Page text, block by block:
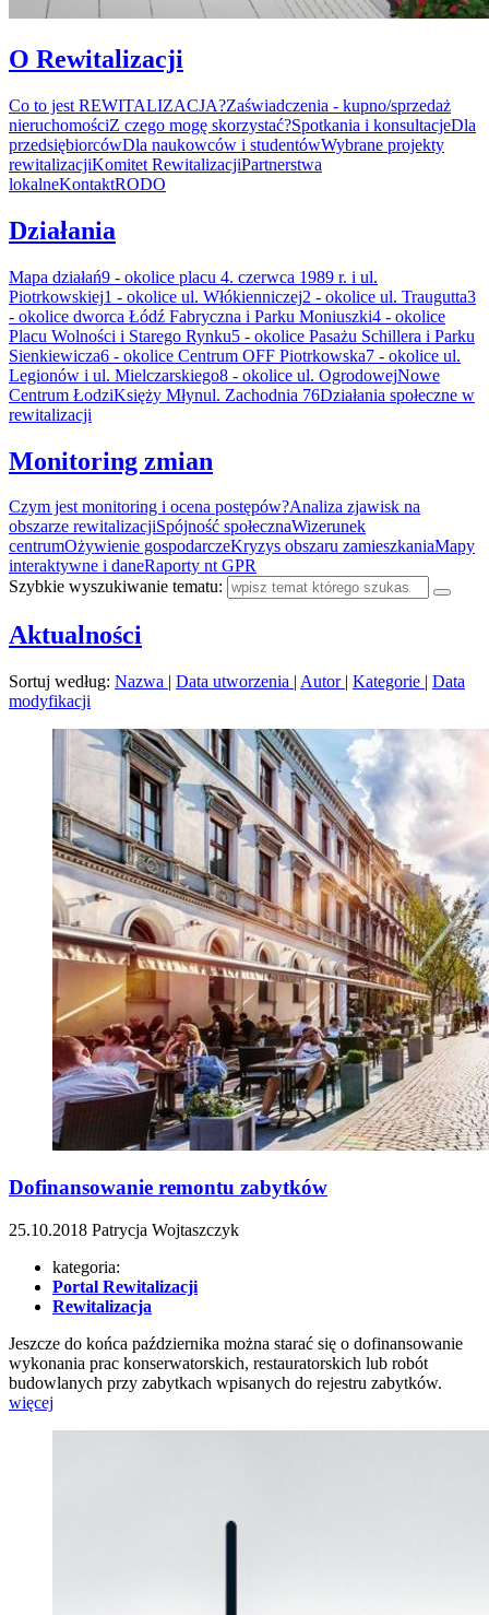
O Rewitalizacji
Co to jest REWITALIZACJA?Zaświadczenia - kupno/sprzedaż
nieruchomościZ czego mogę skorzystać?Spotkania i konsultacjeDla
przedsiębiorcówDla naukowców i studentówWybrane projekty
rewitalizacjiKomitet RewitalizacjiPartnerstwa
lokalneKontaktRODO
Działania
Mapa działań9 - okolice placu 4. czerwca 1989 r. i ul.
Piotrkowskiej1 - okolice ul. Włókienniczej2 - okolice ul. Traugutta3
- okolice dworca Łódź Fabryczna i Parku Moniuszki4 - okolice
Placu Wolności i Starego Rynku5 - okolice Pasażu Schillera i Parku
Sienkiewicza6 - okolice Centrum OFF Piotrkowska7 - okolice ul.
Legionów i ul. Mielczarskiego8 - okolice ul. OgrodowejNowe
Centrum ŁodziKsięży Młynul. Zachodnia 76Działania społeczne w
rewitalizacji
Monitoring zmian
Czym jest monitoring i ocena postępów?Analiza zjawisk na
obszarze rewitalizacjiSpójność społecznaWizerunek
centrumOżywienie gospodarczeKryzys obszaru zamieszkaniaMapy
interaktywne i daneRaporty nt GPR
Szybkie wyszukiwanie tematu:
Aktualności
Sortuj według: Nazwa | Data utworzenia | Autor | Kategorie | Data
modyfikacji
Dofinansowanie remontu zabytków
25.10.2018 Patrycja Wojtaszczyk
kategoria:
Portal Rewitalizacji
Rewitalizacja
Jeszcze do końca października można starać się o dofinansowanie
wykonania prac konserwatorskich, restauratorskich lub robót
budowlanych przy zabytkach wpisanych do rejestru zabytków.
więcej